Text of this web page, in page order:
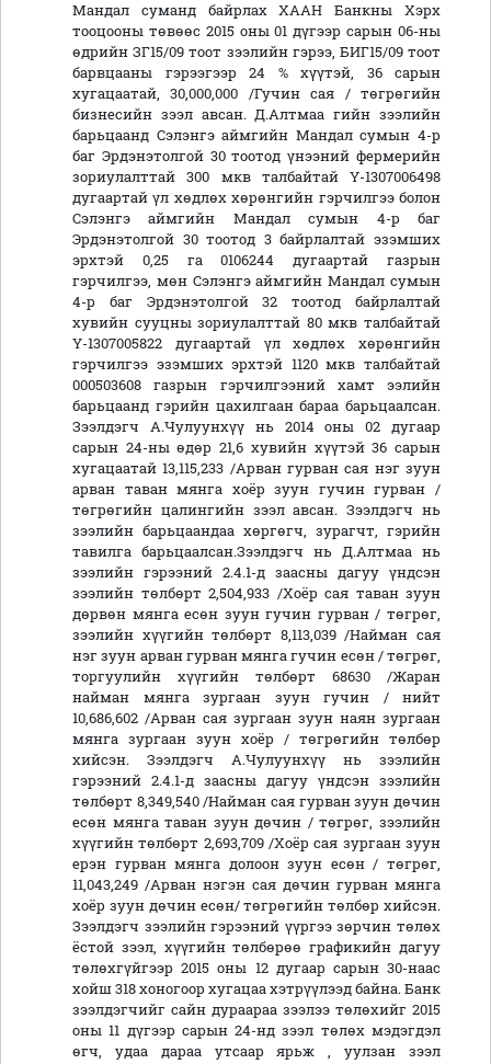
Мандал суманд байрлах ХААН Банкны Хэрх
тооцооны төвөөс 2015 оны 01 дүгээр сарын 06-ны
өдрийн ЗГ15/09 тоот зээлийн гэрээ, БИГ15/09 тоот
барвцааны гэрээгээр 24 % хүүтэй, 36 сарын
хугацаатай, 30,000,000 /Гучин сая / төгрөгийн
бизнесийн зээл авсан. Д.Алтмаа гийн зээлийн
барьцаанд Сэлэнгэ аймгийн Мандал сумын 4-р
баг Эрдэнэтолгой 30 тоотод үнээний фермерийн
зориулалттай 300 мкв талбайтай Ү-1307006498
дугаартай үл хөдлөх хөрөнгийн гэрчилгээ болон
Сэлэнгэ аймгийн Мандал сумын 4-р баг
Эрдэнэтолгой 30 тоотод 3 байрлалтай эзэмших
эрхтэй 0,25 га 0106244 дугаартай газрын
гэрчилгээ, мөн Сэлэнгэ аймгийн Мандал сумын
4-р баг Эрдэнэтолгой 32 тоотод байрлалтай
хувийн сууцны зориулалттай 80 мкв талбайтай
Ү-1307005822 дугаартай үл хөдлөх хөрөнгийн
гэрчилгээ эзэмших эрхтэй 1120 мкв талбайтай
000503608 газрын гэрчилгээний хамт ээлийн
барьцаанд гэрийн цахилгаан бараа барьцаалсан.
Зээлдэгч А.Чулуунхүү нь 2014 оны 02 дугаар
сарын 24-ны өдөр 21,6 хувийн хүүтэй 36 сарын
хугацаатай 13,115,233 /Арван гурван сая нэг зуун
арван таван мянга хоёр зуун гучин гурван /
төгрөгийн цалингийн зээл авсан. Зээлдэгч нь
зээлийн барьцаандаа хөргөгч, зурагчт, гэрийн
тавилга барьцаалсан.Зээлдэгч нь Д.Алтмаа нь
зээлийн гэрээний 2.4.1-д заасны дагуу үндсэн
зээлийн төлбөрт 2,504,933 /Хоёр сая таван зуун
дөрвөн мянга есөн зуун гучин гурван / төгрөг,
зээлийн хүүгийн төлбөрт 8,113,039 /Найман сая
нэг зуун арван гурван мянга гучин есөн / төгрөг,
торгуулийн хүүгийн төлбөрт 68630 /Жаран
найман мянга зургаан зуун гучин / нийт
10,686,602 /Арван сая зургаан зуун наян зургаан
мянга зургаан зуун хоёр / төгрөгийн төлбөр
хийсэн. Зээлдэгч А.Чулуунхүү нь зээлийн
гэрээний 2.4.1-д заасны дагуу үндсэн зээлийн
төлбөрт 8,349,540 /Найман сая гурван зуун дөчин
есөн мянга таван зуун дөчин / төгрөг, зээлийн
хүүгийн төлбөрт 2,693,709 /Хоёр сая зургаан зуун
ерэн гурван мянга долоон зуун есөн / төгрөг,
11,043,249 /Арван нэгэн сая дөчин гурван мянга
хоёр зуун дөчин есөн/ төгрөгийн төлбөр хийсэн.
Зээлдэгч зээлийн гэрээний үүргээ зөрчин төлөх
ёстой зээл, хүүгийн төлбөрөө графикийн дагуу
төлөхгүйгээр 2015 оны 12 дугаар сарын 30-наас
хойш 318 хоногоор хугацаа хэтрүүлээд байна. Банк
зээлдэгчийг сайн дураараа зээлээ төлөхийг 2015
оны 11 дүгээр сарын 24-нд зээл төлөх мэдэгдэл
өгч, удаа дараа утсаар ярьж , уулзан зээл